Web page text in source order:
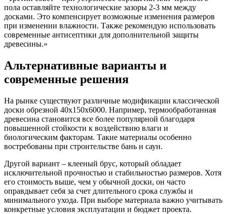
пола оставляйте технологические зазоры 2-3 мм между
досками. Это компенсирует возможные изменения размеров
при изменении влажности. Также рекомендую использовать
современные антисептики для дополнительной защиты
древесины.»
Альтернативные варианты и
современные решения
На рынке существуют различные модификации классической
доски обрезной 40х150х6000. Например, термообработанная
древесина становится все более популярной благодаря
повышенной стойкости к воздействию влаги и
биологическим факторам. Такие материалы особенно
востребованы при строительстве бань и саун.
Другой вариант – клееный брус, который обладает
исключительной прочностью и стабильностью размеров. Хотя
его стоимость выше, чем у обычной доски, он часто
оправдывает себя за счет длительного срока службы и
минимального ухода. При выборе материала важно учитывать
конкретные условия эксплуатации и бюджет проекта.